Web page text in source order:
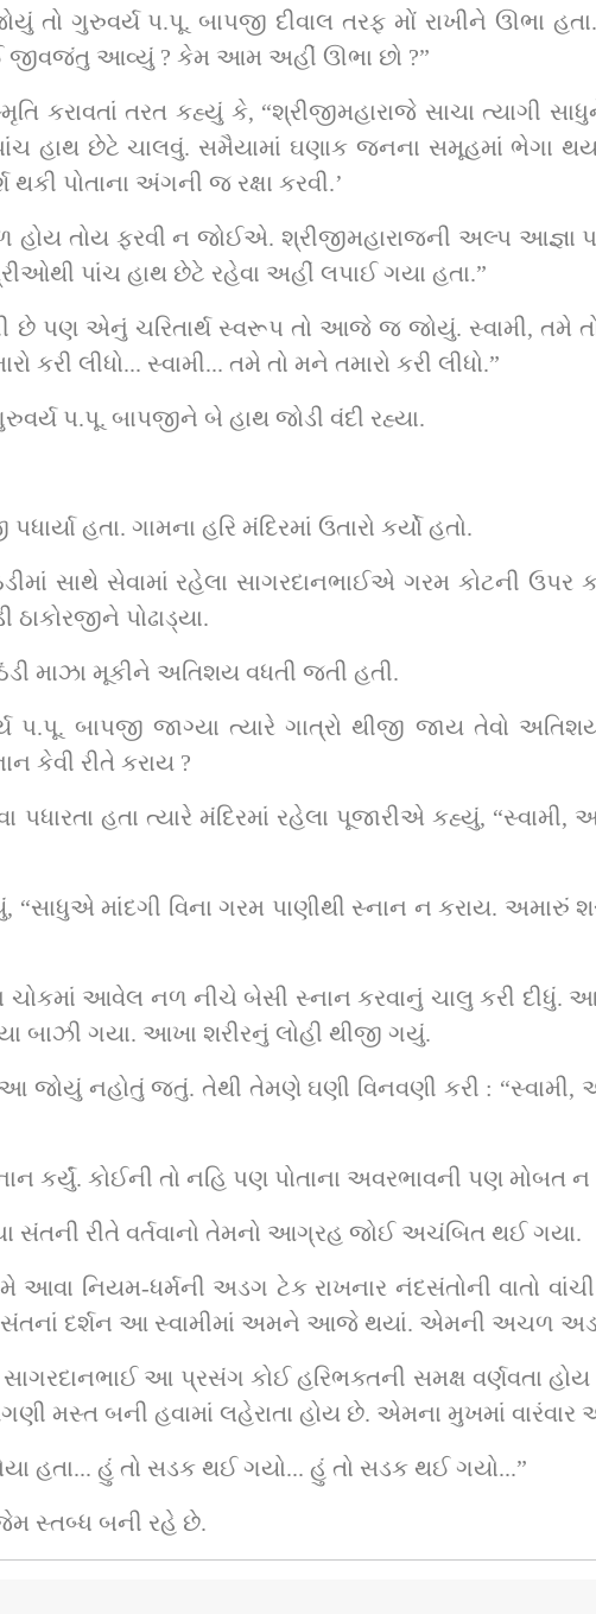
તો ગુરુવર્ય પ.પૂ. બાપજી દીવાલ તરફ મોં રાખીને ઊભા
જીવજંતુ આવ્યું ? કેમ આમ અહીં ઊભા છો ?”
કરાવતાં તરત કહ્યું કે, “શ્રીજીમહારાજે સાચા ત્યાગી
પાંચ હાથ છેટે ચાલવું. સમૈયામાં ઘણાક જનના સમૂહમાં ભેગા
થકી પોતાના અંગની જ રક્ષા કરવી.’
હોય તોય ફરવી ન જોઈએ. શ્રીજીમહારાજની અલ્પ
પાંચ હાથ છેટે રહેવા અહીં લપાઈ ગયા હતા.”
છે પણ એનું ચરિતાર્થ સ્વરૂપ તો આજે જ જોયું. સ્વામી, તમે
કરી લીધો... સ્વામી... તમે તો મને તમારો કરી લીધો.”
પ.પૂ. બાપજીને બે હાથ જોડી વંદી રહ્યા.
હતા. ગામના હરિ મંદિરમાં ઉતારો કર્યો હતો.
સાથે સેવામાં રહેલા સાગરદાનભાઈએ ગરમ કોટની ઉપર
પોઢાડ્યા.
માઝા મૂકીને અતિશય વધતી જતી હતી.
પ.પૂ. બાપજી જાગ્યા ત્યારે ગાત્રો થીજી જાય તેવો
કેવી રીતે કરાય ?
પધારતા હતા ત્યારે મંદિરમાં રહેલા પૂજારીએ કહ્યું, “સ્વામી,
માંદગી વિના ગરમ પાણીથી સ્નાન ન કરાય. અમારું
આવેલ નળ નીચે બેસી સ્નાન કરવાનું ચાલુ કરી દીધું.
બાઝી ગયા. આખા શરીરનું લોહી થીજી ગયું.
જોયું નહોતું જતું. તેથી તેમણે ઘણી વિનવણી કરી : “સ્વામી, આ
કર્યું. કોઈની તો નહિ પણ પોતાના અવરભાવની પણ મોબત ન
સંતની રીતે વર્તવાનો તેમનો આગ્રહ જોઈ અચંબિત થઈ ગયા.
નિયમ-ધર્મની અડગ ટેક રાખનાર નંદસંતોની વાતો
દર્શન આ સ્વામીમાં અમને આજે થયાં. એમની અચળ
આ પ્રસંગ કોઈ હરિભક્તની સમક્ષ વર્ણવતા
મસ્ત બની હવામાં લહેરાતા હોય છે. એમના મુખમાં વારંવાર
હતા... હું તો સડક થઈ ગયો... હું તો સડક થઈ ગયો...”
સ્તબ્ધ બની રહે છે.